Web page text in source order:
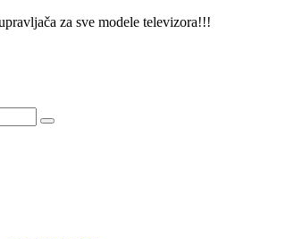
za sve modele televizora!!!